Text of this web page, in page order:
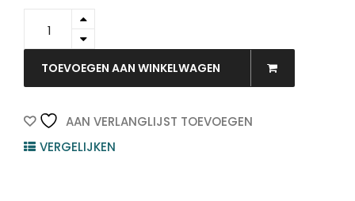
C13S050664
EPSON
Waste
Box
1st
quantity
TOEVOEGEN AAN WINKELWAGEN
AAN VERLANGLIJST TOEVOEGEN
VERGELIJKEN